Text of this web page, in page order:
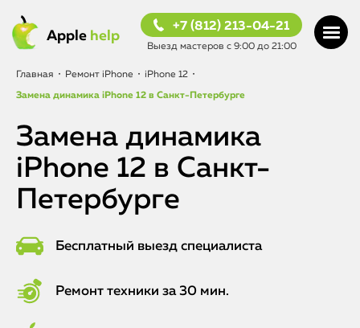
Apple help
+7 (812) 213-04-21
Выезд мастеров с 9:00 до 21:00
Главная • Ремонт iPhone • iPhone 12 •
Замена динамика iPhone 12 в Санкт-Петербурге
Замена динамика
iPhone 12 в Санкт-
Петербурге
Бесплатный выезд специалиста
Ремонт техники за 30 мин.